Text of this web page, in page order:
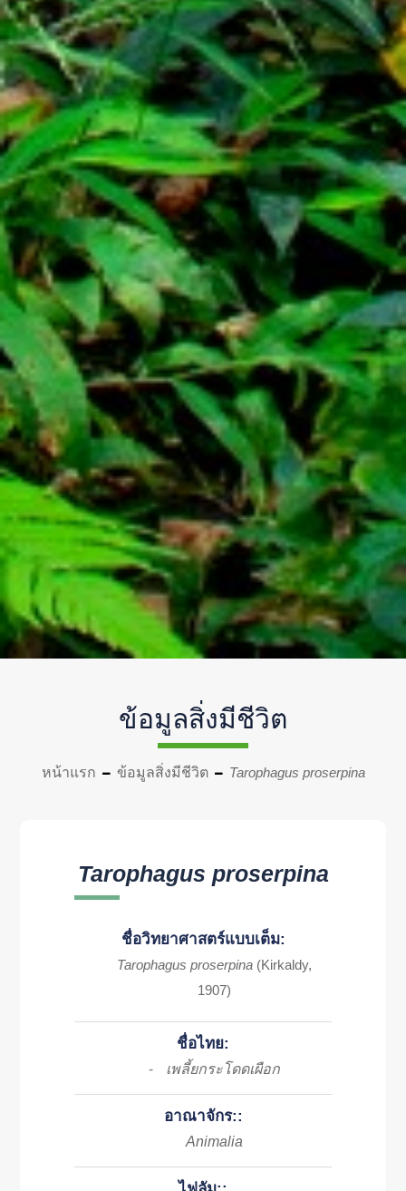
ข้อมูลสิ่งมีชีวิต
หน้าแรก ข้อมูลสิ่งมีชีวิต Tarophagus proserpina
Tarophagus proserpina
ชื่อวิทยาศาสตร์แบบเต็ม:
Tarophagus proserpina (Kirkaldy,
1907)
ชื่อไทย:
- เพลี้ยกระโดดเผือก
อาณาจักร::
Animalia